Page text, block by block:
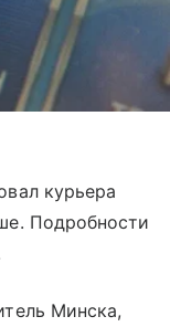
курьера
Подробности
Минска,